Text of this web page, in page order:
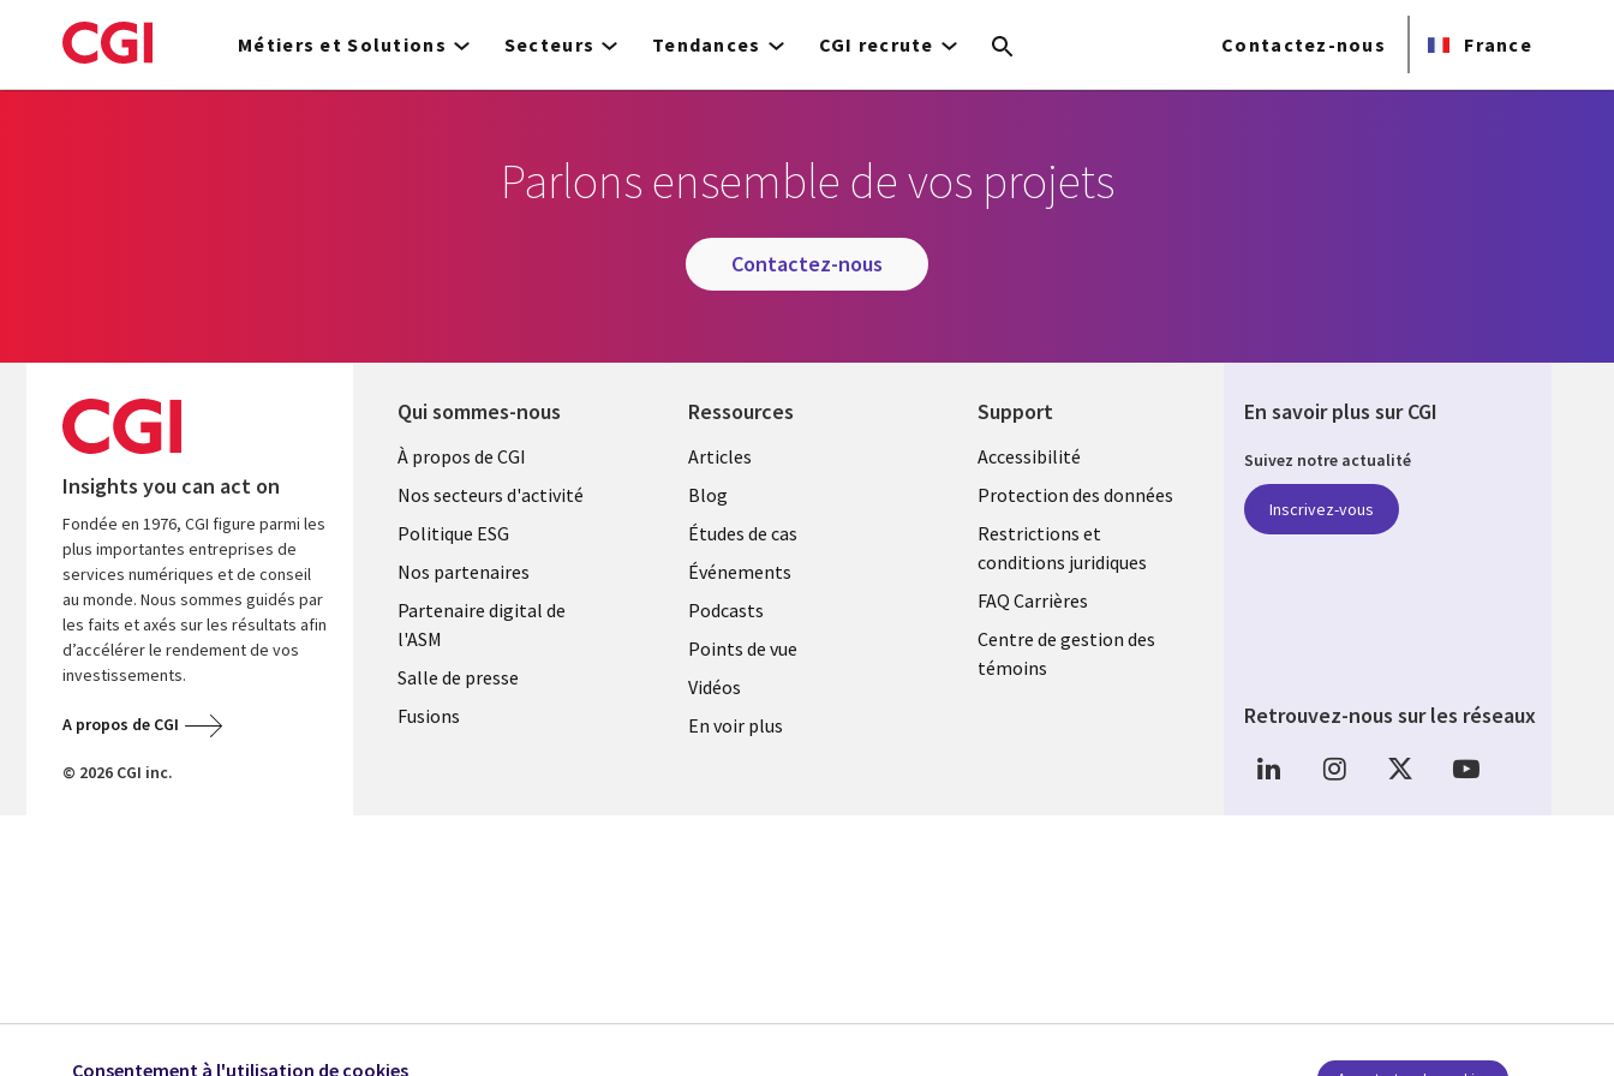
to
Métiers et Solutions Secteurs Tendances CGI recrute Contactez-nous France
Parlons ensemble de vos projets
contactez-nous
Insights you can act on
Fondée en 1976, CGI figure parmi les
plus importantes entreprises de
services numériques et de conseil
au monde. Nous sommes guidés par
les faits et axés sur les résultats afin
d’accélérer le rendement de vos
investissements.
A propos de CGI
© 2026 CGI inc.
Qui sommes-nous
Useful
links
FRANCE
À propos de CGI
Nos secteurs d'activité
Politique ESG
Nos partenaires
Partenaire digital de
l'ASM
Salle de presse
Fusions
Ressources
Library
Links
FRANCE
Articles
Blog
Études de cas
Événements
Podcasts
Points de vue
Vidéos
En voir plus
Support
Legal
FRANCE
Accessibilité
Protection des données
Restrictions et
conditions juridiques
FAQ Carrières
Centre de gestion des
témoins
En savoir plus sur CGI
Suivez notre actualité
Inscrivez-vous
Retrouvez-nous sur les réseaux
Social Media FRANCE
Consentement à l'utilisation de cookies